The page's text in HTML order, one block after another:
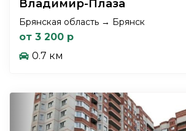
Владимир-Плаза
Брянская область → Брянск
от 3 200 р
0.7 км